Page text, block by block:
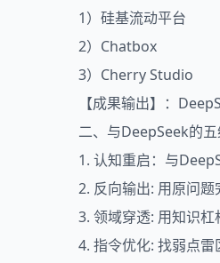
1）硅基流动平台
2）Chatbox
3）Cherry Studio
【成果输出】：
二、与DeepSeek的
1. 认知重启：与
2. 反向输出: 用原问题
3. 领域穿透: 用知识
4. 指令优化: 找弱点雷